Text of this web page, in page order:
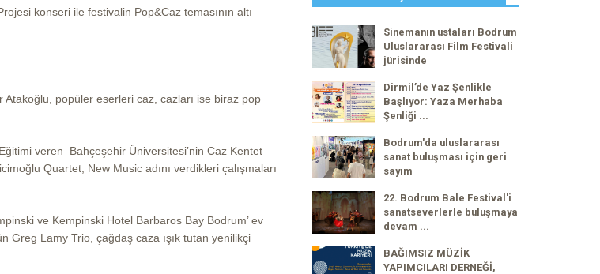
konseri ile festivalin Pop&Caz temasının altı
Atakoğlu, popüler eserleri caz, cazları ise biraz pop
veren Bahçeşehir Üniversitesi’nin Caz Kentet
Quartet, New Music adını verdikleri çalışmaları
ve Kempinski Hotel Barbaros Bay Bodrum’ ev
Greg Lamy Trio, çağdaş caza ışık tutan yenilikçi
Sinemanın ustaları Bodrum
Uluslararası Film Festivali
jürisinde
Dirmil’de Yaz Şenlikle
Başlıyor: Yaza Merhaba
Şenliği ...
Bodrum'da uluslararası
sanat buluşması için geri
sayım
22. Bodrum Bale Festival'i
sanatseverlerle buluşmaya
devam ...
BAĞIMSIZ MÜZİK
YAPIMCILARI DERNEĞİ,